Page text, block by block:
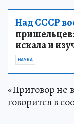
Над СССР
пришельцев:
искала и
НАУКА
«Приговор не
говорится в